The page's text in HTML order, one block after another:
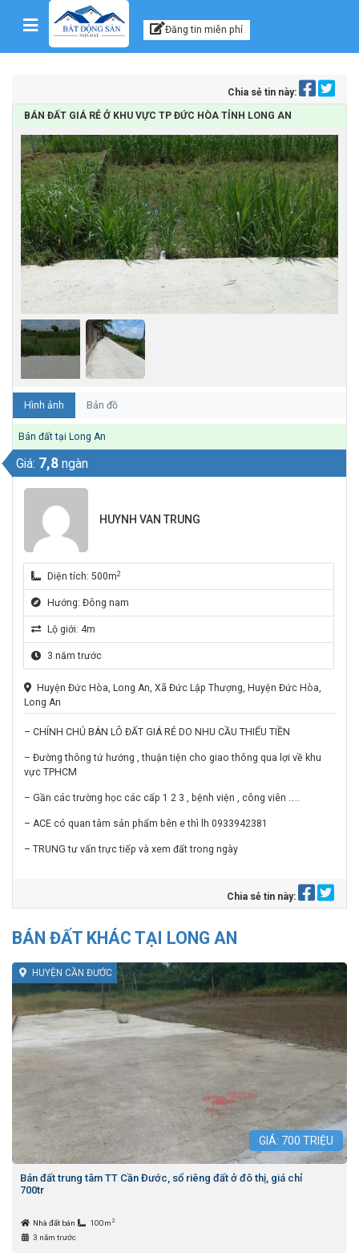
Skip to content Kênh thông tin, tư vấn
Đăng tin miễn phí
Chia sẻ tin này:
BÁN ĐẤT GIÁ RẺ Ở KHU VỰC TP ĐỨC HÒA TỈNH LONG AN
Hình ảnh Bản đồ
Bán đất tại Long An
Giá: 7,8 ngàn
HUYNH VAN TRUNG
Diện tích: 500m2
Hướng: Đông nam
Lộ giới: 4m
3 năm trước
Huyện Đức Hòa, Long An, Xã Đức Lập Thượng, Huyện Đức Hòa,
Long An
– CHÍNH CHỦ BÁN LÔ ĐẤT GIÁ RẺ DO NHU CẦU THIẾU TIỀN
– Đường thông tứ hướng , thuận tiện cho giao thông qua lợi về khu
vực TPHCM
– Gần các trường học các cấp 1 2 3 , bệnh viện , công viên …..
– ACE có quan tâm sản phẩm bên e thì lh 0933942381
– TRUNG tư vấn trực tiếp và xem đất trong ngày
Chia sẻ tin này:
BÁN ĐẤT KHÁC TẠI LONG AN
HUYỆN CẦN ĐƯỚC
GIÁ: 700 TRIỆU
Bán đất trung tâm TT Cần Đước, sổ riêng đất ở đô thị, giá chỉ
700tr
Nhà đất bán 100m 2
3 năm trước